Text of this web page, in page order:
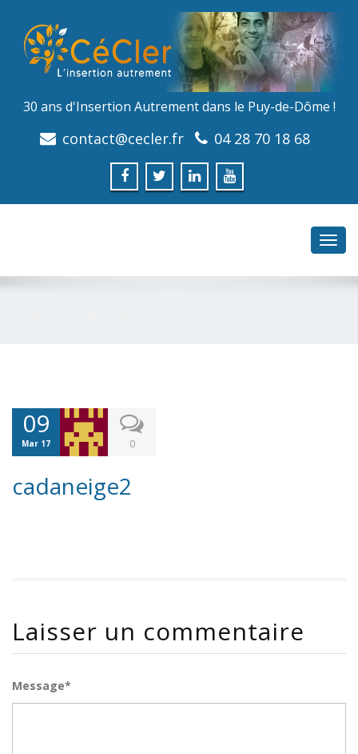
30 ans d'Insertion Autrement dans le Puy-de-Dôme !
contact@cecler.fr 04 28 70 18 68
09
Mar 17 0
cadaneige2
Laisser un commentaire
Message*